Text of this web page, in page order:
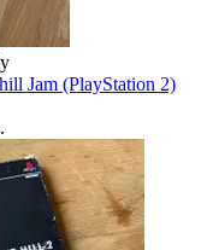
Jam (PlayStation 2)
.